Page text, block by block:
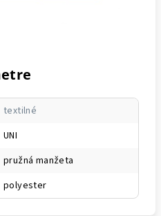
textilné
UNI
pružná manžeta
polyester